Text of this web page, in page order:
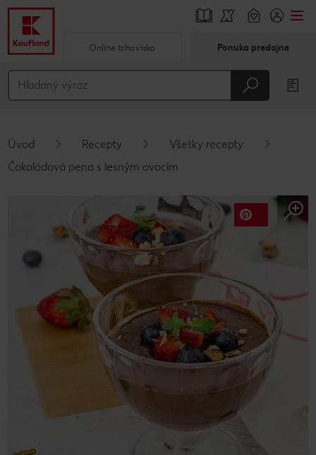
Hlavný obsah
Vyskakovací bočný panel
Online trhovisko Ponuka predajne
Úvod Recepty
Všetky recepty
Čokoládová pena s lesným ovocím